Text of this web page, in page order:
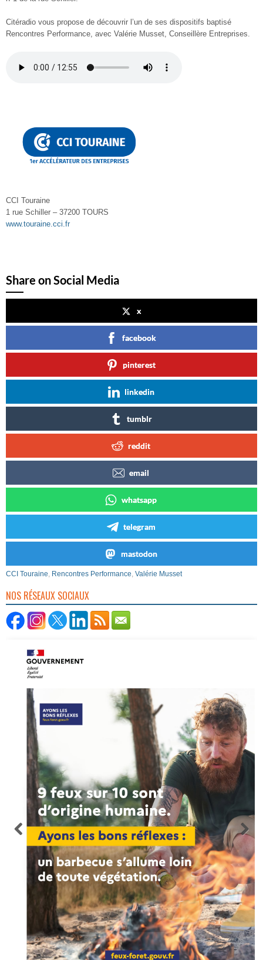
Citéradio vous propose de découvrir l’un de ses dispositifs baptisé
Rencontres Performance, avec Valérie Musset, Conseillère Entreprises.
CCI Touraine
1 rue Schiller – 37200 TOURS
www.touraine.cci.fr
Share on Social Media
x
facebook
pinterest
linkedin
tumblr
reddit
email
whatsapp
telegram
mastodon
CCI Touraine, Rencontres Performance, Valérie Musset
NOS RÉSEAUX SOCIAUX